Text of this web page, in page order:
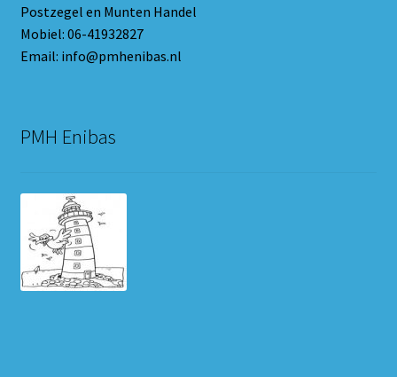
Postzegel en Munten Handel
Mobiel: 06-41932827
Email: info@pmhenibas.nl
PMH Enibas